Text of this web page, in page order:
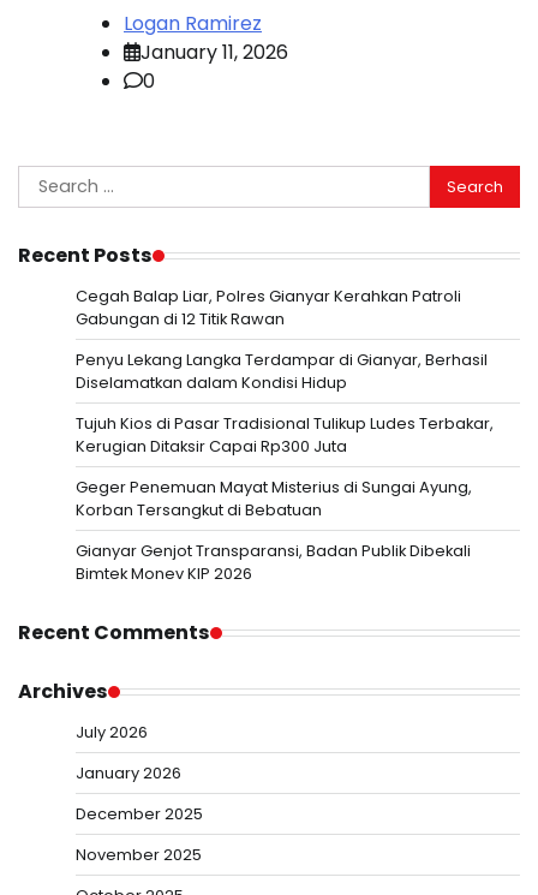
Logan Ramirez
January 11, 2026
0
Search
for:
Recent Posts
Cegah Balap Liar, Polres Gianyar Kerahkan Patroli
Gabungan di 12 Titik Rawan
Penyu Lekang Langka Terdampar di Gianyar, Berhasil
Diselamatkan dalam Kondisi Hidup
Tujuh Kios di Pasar Tradisional Tulikup Ludes Terbakar,
Kerugian Ditaksir Capai Rp300 Juta
Geger Penemuan Mayat Misterius di Sungai Ayung,
Korban Tersangkut di Bebatuan
Gianyar Genjot Transparansi, Badan Publik Dibekali
Bimtek Monev KIP 2026
Recent Comments
Archives
July 2026
January 2026
December 2025
November 2025